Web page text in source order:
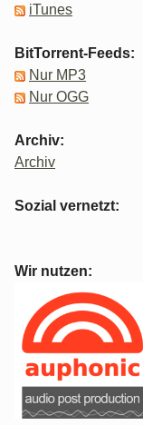
iTunes
BitTorrent-Feeds:
Nur MP3
Nur OGG
Archiv:
Archiv
Sozial vernetzt:
Wir nutzen: